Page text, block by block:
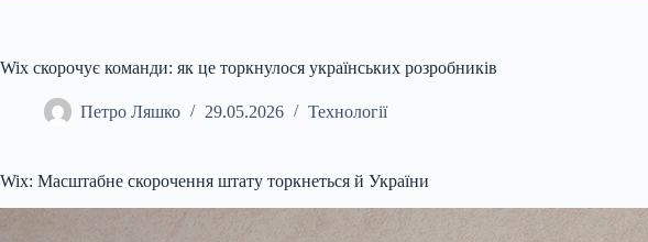
Wix скорочує команди: як це торкнулося українських розробників
Петро Ляшко 29.05.2026 Технології
Wix: Масштабне скорочення штату торкнеться й України